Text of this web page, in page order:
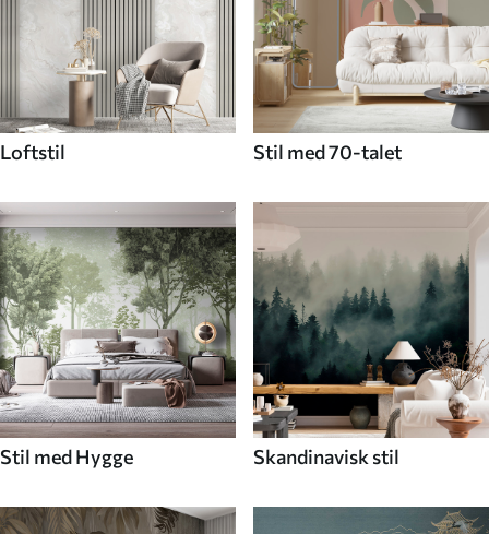
Loftstil Stil med 70-talet
Stil med Hygge Skandinavisk stil